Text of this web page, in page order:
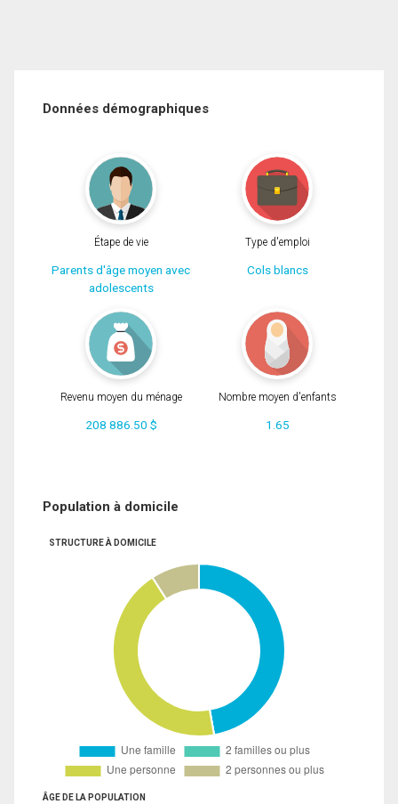
Données démographiques
Étape de vie
Parents d'âge moyen avec
adolescents
Type d'emploi
Cols blancs
Revenu moyen du ménage
208 886.50 $
Nombre moyen d'enfants
1.65
Population à domicile
STRUCTURE À DOMICILE
ÂGE DE LA POPULATION